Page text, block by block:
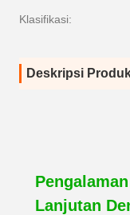
Klasifikasi:
Deskripsi
Lanjutan